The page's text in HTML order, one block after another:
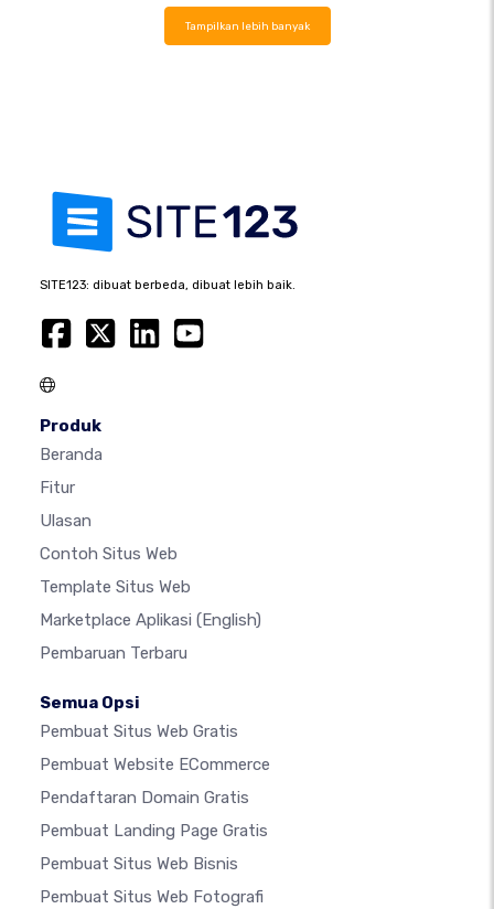
Tampilkan lebih banyak
SITE123: dibuat berbeda, dibuat lebih baik.
Produk
Beranda
Fitur
Ulasan
Contoh Situs Web
Template Situs Web
Marketplace Aplikasi (English)
Pembaruan Terbaru
Semua Opsi
Pembuat Situs Web Gratis
Pembuat Website ECommerce
Pendaftaran Domain Gratis
Pembuat Landing Page Gratis
Pembuat Situs Web Bisnis
Pembuat Situs Web Fotografi